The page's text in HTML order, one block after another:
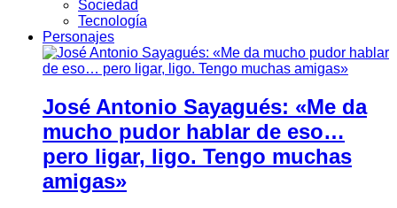
Sociedad
Tecnología
Personajes
José Antonio Sayagués: «Me da
mucho pudor hablar de eso…
pero ligar, ligo. Tengo muchas
amigas»